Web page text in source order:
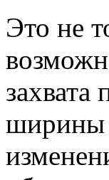
Это не
ширины